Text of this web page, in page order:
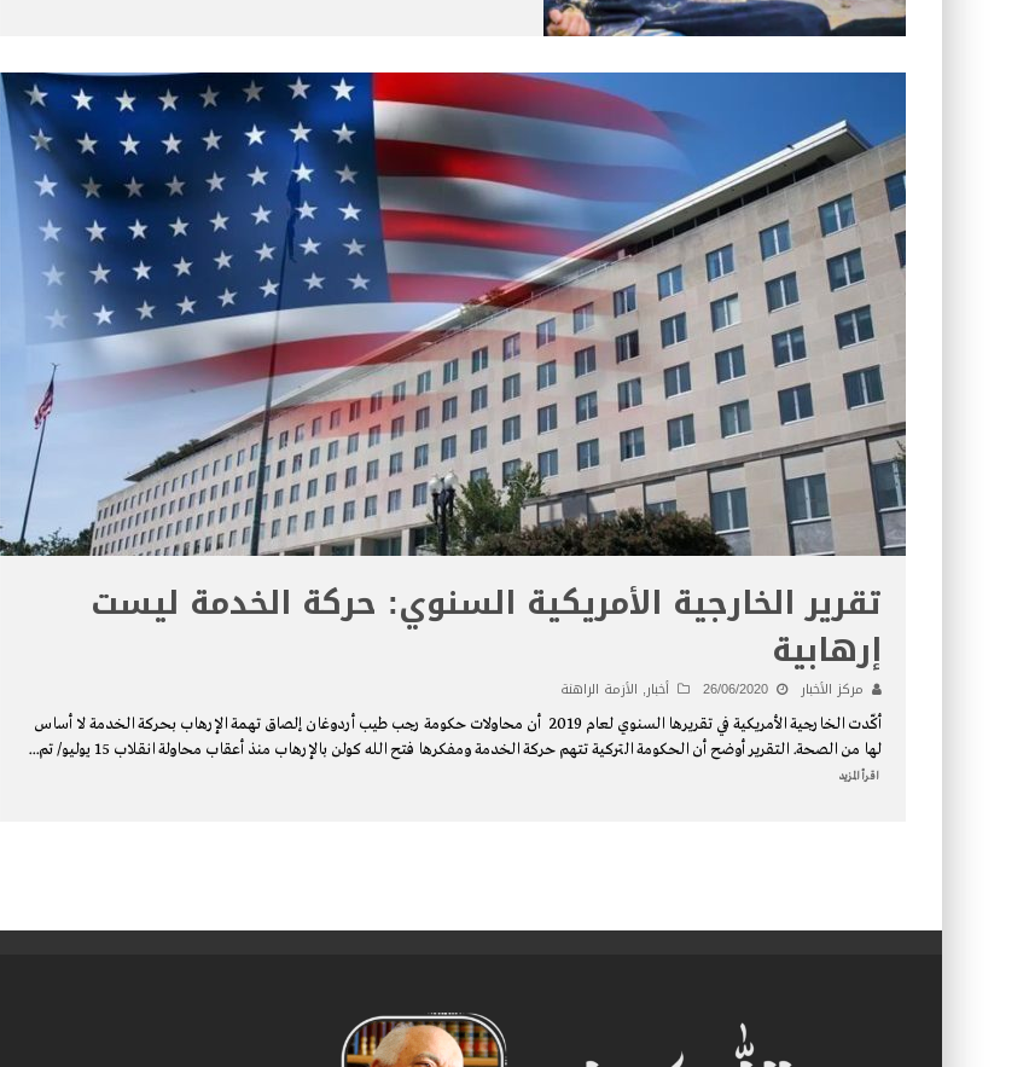
تقرير الخارجية الأمريكية السنوي: حركة الخدمة ليست
إرهابية
مركز الأخبار 26/06/2020 أخبار, الأزمة الراهنة
أكّدت الخارجية الأمريكية في تقريرها السنوي لعام 2019 أن محاولات حكومة رجب طيب أردوغان إلصاق تهمة الإرهاب بحركة الخدمة لا أساس
لها من الصحة. التقرير أوضح أن الحكومة التركية تتهم حركة الخدمة ومفكرها فتح الله كولن بالإرهاب منذ أعقاب محاولة انقلاب 15 يوليو/ تم
...
اقرأ المزيد